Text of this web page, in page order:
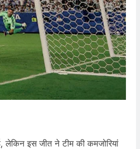
लेकिन इस जीत ने टीम की कमजोरियां